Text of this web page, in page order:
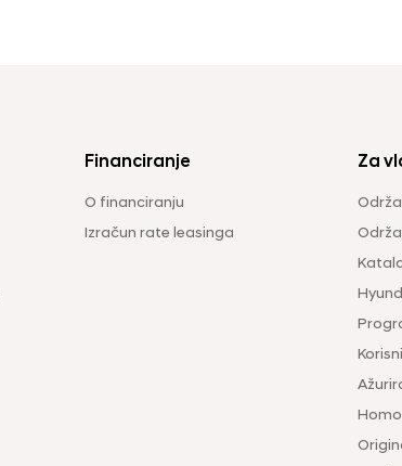
Financiranje
O financiranju
Izračun rate leasinga
Za